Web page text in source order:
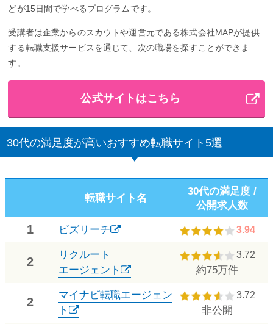
どが15日間で学べるプログラムです。
受講者は企業からのスカウトや運営元である株式会社MAPが提供
する転職支援サービスを通じて、次の職場を探すことができま
す。
公式サイトはこちら
30代の満足度が高いおすすめ転職サイト5選
転職サイト名
30代の満足度 /
公開求人数
1 ビズリーチ 3.94
2
リクルート
エージェント
3.72
約75万件
2
マイナビ転職エージェン
ト
3.72
非公開